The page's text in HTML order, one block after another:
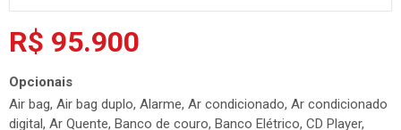
R$ 95.900
Opcionais
Air bag, Air bag duplo, Alarme, Ar condicionado, Ar condicionado
digital, Ar Quente, Banco de couro, Banco Elétrico, CD Player,